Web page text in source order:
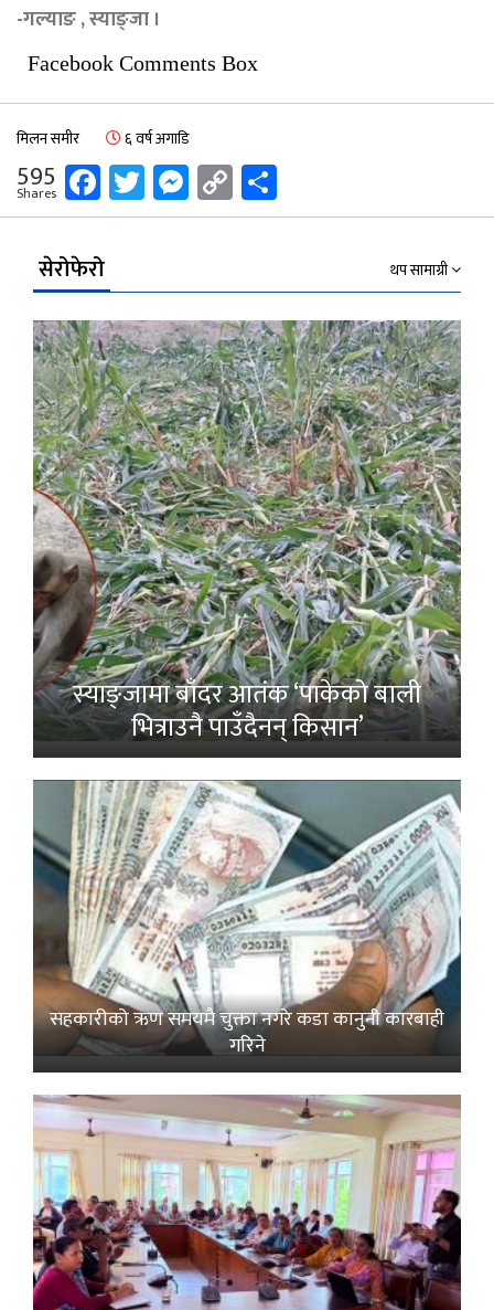
-गल्याङ , स्याङ्जा ।
Facebook Comments Box
मिलन समीर ६ वर्ष अगाडि
595
Shares Facebook
Twitter
Messenger
Copy
Link
सेरोफेरो थप सामाग्री
स्याङ्जामा बाँदर आतंक ‘पाकेको बाली
भित्राउनै पाउँदैनन् किसान’
सहकारीको ऋण समयमै चुक्ता नगरे कडा कानुनी कारबाही
गरिने